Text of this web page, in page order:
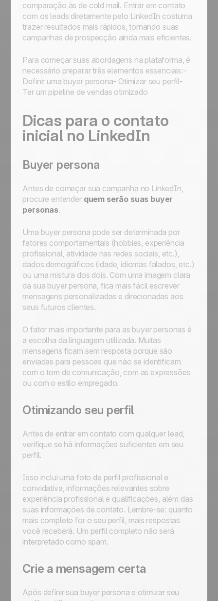
comparação às de cold mail. Entrar em contato
com os leads diretamente pelo LinkedIn costuma
trazer resultados mais rápidos, tornando suas
campanhas de prospecção ainda mais eficientes.
Para começar suas abordagens na plataforma, é
necessário preparar três elementos essenciais:-
Definir uma buyer persona- Otimizar seu perfil-
Ter um pipeline de vendas otimizado
Dicas para o contato
inicial no LinkedIn
Buyer persona
Antes de começar sua campanha no LinkedIn,
procure entender quem serão suas buyer
personas.
Uma buyer persona pode ser determinada por
fatores comportamentais (hobbies, experiência
profissional, atividade nas redes sociais, etc.),
dados demográficos (idade, idiomas falados, etc.)
ou uma mistura dos dois. Com uma imagem clara
da sua buyer persona, fica mais fácil escrever
mensagens personalizadas e direcionadas aos
seus futuros clientes.
O fator mais importante para as buyer personas é
a escolha da linguagem utilizada. Muitas
mensagens ficam sem resposta porque são
enviadas para pessoas que não se identificam
com o tom de comunicação, com as expressões
ou com o estilo empregado.
Otimizando seu perfil
Antes de entrar em contato com qualquer lead,
verifique se há informações suficientes em seu
perfil.
Isso inclui uma foto de perfil profissional e
convidativa, informações relevantes sobre
experiência profissional e qualificações, além das
suas informações de contato. Lembre-se: quanto
mais completo for o seu perfil, mais respostas
você receberá. Um perfil completo não será
interpretado como spam.
Crie a mensagem certa
Após definir sua buyer persona e otimizar seu